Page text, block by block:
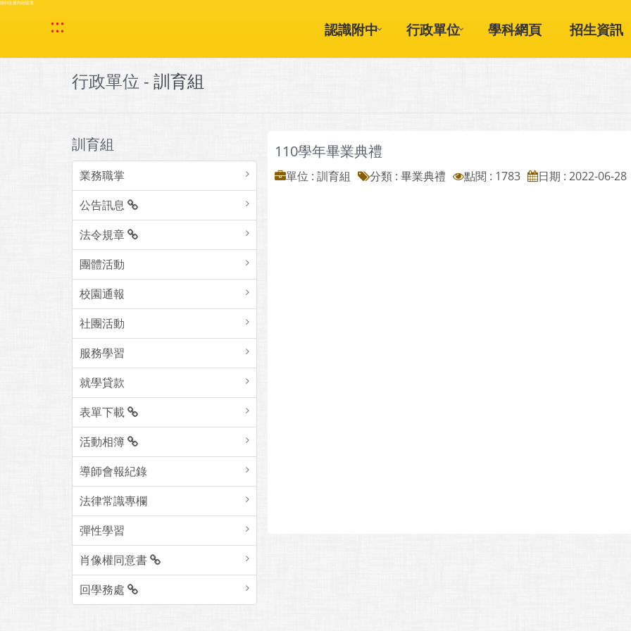
跳到主要內容區塊
::: 認識附中 行政單位 學科網頁 招生資訊
行政單位 - 訓育組
訓育組
業務職掌
公告訊息
法令規章
團體活動
校園通報
社團活動
服務學習
就學貸款
表單下載
活動相簿
導師會報紀錄
法律常識專欄
彈性學習
肖像權同意書
回學務處
110學年畢業典禮
單位 : 訓育組 分類 : 畢業典禮 點閱 : 1783 日期 : 2022-06-28